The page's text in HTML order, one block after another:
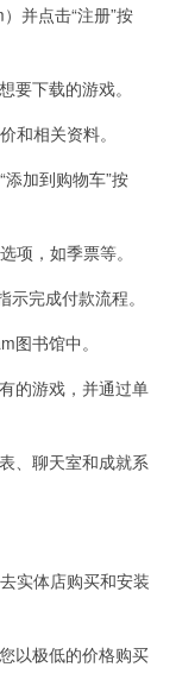
并点击“注册”按
下载的游戏。
相关资料。
加到购物车”按
，如季票等。
完成付款流程。
书馆中。
的游戏，并通过单
、聊天室和成就系
实体店购买和安装
以极低的价格购买